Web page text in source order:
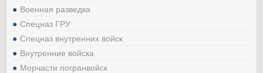
Военная разведка
Спецназ ГРУ
Спецназ внутренних войск
Внутренние войска
Морчасти погранвойск